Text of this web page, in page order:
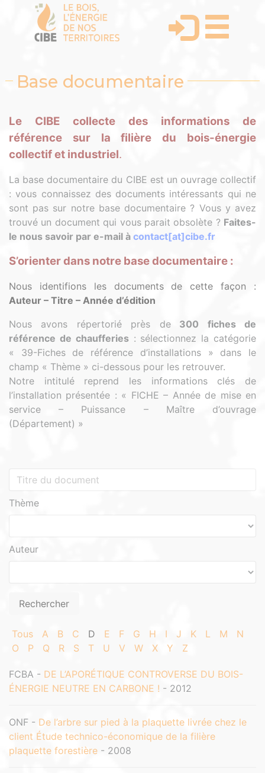
Base documentaire
Le CIBE collecte des informations de
référence sur la filière du bois-énergie
collectif et industriel.
La base documentaire du CIBE est un ouvrage collectif
: vous connaissez des documents intéressants qui ne
sont pas sur notre base documentaire ? Vous y avez
trouvé un document qui vous parait obsolète ? Faites-
le nous savoir par e-mail à contact[at]cibe.fr
S’orienter dans notre base documentaire :
Nous identifions les documents de cette façon :
Auteur – Titre – Année d’édition
Nous avons répertorié près de300 fiches de
référence de chaufferies : sélectionnez la catégorie
« 39-Fiches de référence d’installations » dans le
champ « Thème » ci-dessous pour les retrouver.
Notre intitulé reprend les informations clés de
l’installation présentée : « FICHE – Année de mise en
service – Puissance – Maître d’ouvrage
(Département) »
Thème
Auteur
Tous A B C D E F G H I J K L M
N
O
P Q R S T U V W X Y Z
FCBA - DE L’APORÉTIQUE CONTROVERSE DU BOIS-
ÉNERGIE NEUTRE EN CARBONE ! - 2012
ONF - De l’arbre sur pied à la plaquette livrée chez le
client Étude technico-économique de la filière
plaquette forestière - 2008